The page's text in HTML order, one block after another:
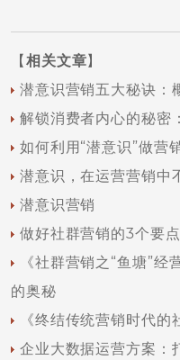
【相关文章】
潜意识营销五大秘诀：
解锁消费者内心的秘密
如何利用“潜意识”做营
潜意识，在运营营销中
潜意识营销
做好社群营销的3个要点
《社群营销之“鱼塘”
的奥秘
《终结传统营销时代
企业大数据运营方案：